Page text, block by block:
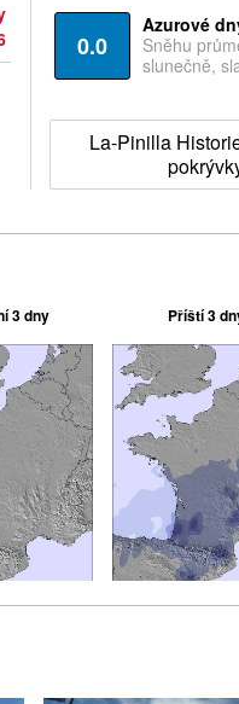
0.0
Azurové
Sněhu
slunečně,
La-Pinilla
3 dny Příští 3